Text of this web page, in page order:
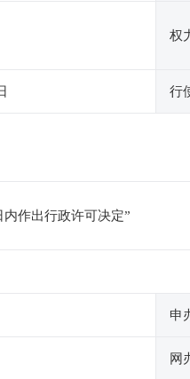
权
行
作出行政许可决定”
申
网